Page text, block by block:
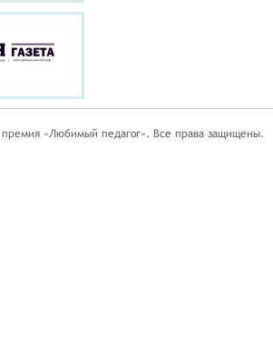
«Любимый педагог». Все права защищены.